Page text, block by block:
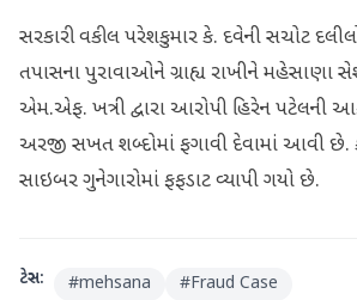
સરકારી વકીલ પરેશકુમાર કે. દવેની સચોટ
તપાસના પુરાવાઓને ગ્રાહ્ય રાખીને મહેસાણા
એમ.એફ. ખત્રી દ્વારા આરોપી હિરેન પટેલની
અરજી સખત શબ્દોમાં ફગાવી દેવામાં આવી છે.
સાઇબર ગુનેગારોમાં ફફડાટ વ્યાપી ગયો છે.
ટેગ્સ: #mehsana #Fraud Case